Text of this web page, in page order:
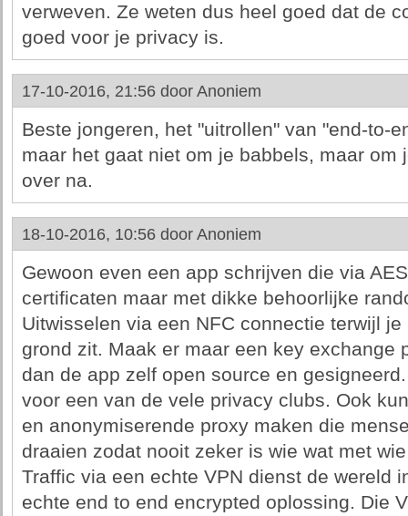
verweven. Ze weten dus heel goed dat de
goed voor je privacy is.
17-10-2016, 21:56 door Anoniem
Beste jongeren, het "uitrollen" van "end-to-
maar het gaat niet om je babbels, maar om
over na.
18-10-2016, 10:56 door Anoniem
Gewoon even een app schrijven die via
certificaten maar met dikke behoorlijke
Uitwisselen via een NFC connectie terwijl
grond zit. Maak er maar een key exchange
dan de app zelf open source en
voor een van de vele privacy clubs. Ook
en anonymiserende proxy maken die
draaien zodat nooit zeker is wie wat met
Traffic via een echte VPN dienst de wereld
echte end to end encrypted oplossing. Die